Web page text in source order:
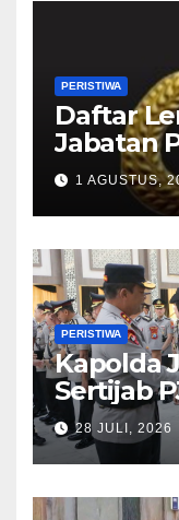
PERISTIWA
Daftar
Jabatan
Jajaran
1 AGUSTUS,
PERISTIWA
Kapolda
Sertijab
Perkuat
28 JULI, 2026